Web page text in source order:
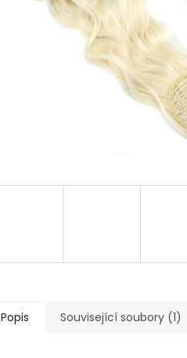
Popis Související soubory (1)